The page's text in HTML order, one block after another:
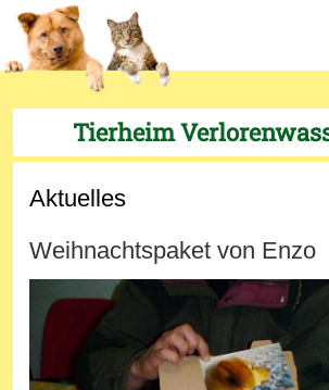
Tierheim
Aktuelles
Weihnachtspaket von Enzo